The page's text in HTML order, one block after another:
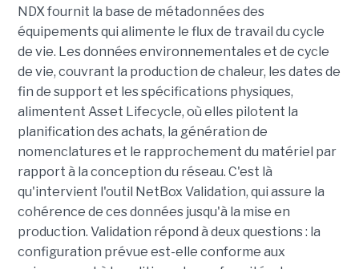
NDX fournit la base de métadonnées des
équipements qui alimente le flux de travail du cycle
de vie. Les données environnementales et de cycle
de vie, couvrant la production de chaleur, les dates de
fin de support et les spécifications physiques,
alimentent Asset Lifecycle, où elles pilotent la
planification des achats, la génération de
nomenclatures et le rapprochement du matériel par
rapport à la conception du réseau. C'est là
qu'intervient l'outil NetBox Validation, qui assure la
cohérence de ces données jusqu'à la mise en
production. Validation répond à deux questions : la
configuration prévue est-elle conforme aux